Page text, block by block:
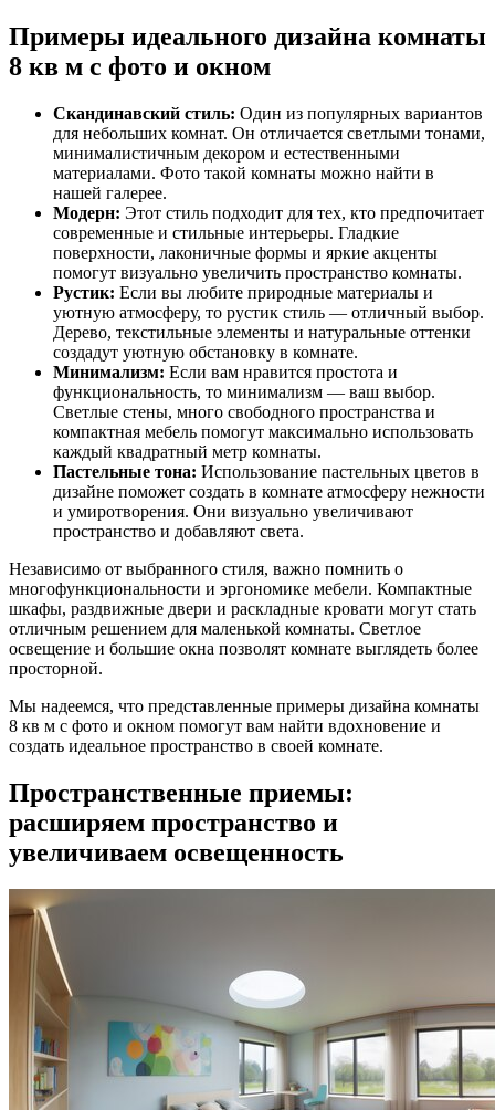
Примеры идеального дизайна комнаты
8 кв м с фото и окном
Скандинавский стиль: Один из популярных вариантов
для небольших комнат. Он отличается светлыми тонами,
минималистичным декором и естественными
материалами. Фото такой комнаты можно найти в
нашей галерее.
Модерн: Этот стиль подходит для тех, кто предпочитает
современные и стильные интерьеры. Гладкие
поверхности, лаконичные формы и яркие акценты
помогут визуально увеличить пространство комнаты.
Рустик: Если вы любите природные материалы и
уютную атмосферу, то рустик стиль — отличный выбор.
Дерево, текстильные элементы и натуральные оттенки
создадут уютную обстановку в комнате.
Минимализм: Если вам нравится простота и
функциональность, то минимализм — ваш выбор.
Светлые стены, много свободного пространства и
компактная мебель помогут максимально использовать
каждый квадратный метр комнаты.
Пастельные тона: Использование пастельных цветов в
дизайне поможет создать в комнате атмосферу нежности
и умиротворения. Они визуально увеличивают
пространство и добавляют света.
Независимо от выбранного стиля, важно помнить о
многофункциональности и эргономике мебели. Компактные
шкафы, раздвижные двери и раскладные кровати могут стать
отличным решением для маленькой комнаты. Светлое
освещение и большие окна позволят комнате выглядеть более
просторной.
Мы надеемся, что представленные примеры дизайна комнаты
8 кв м с фото и окном помогут вам найти вдохновение и
создать идеальное пространство в своей комнате.
Пространственные приемы:
расширяем пространство и
увеличиваем освещенность